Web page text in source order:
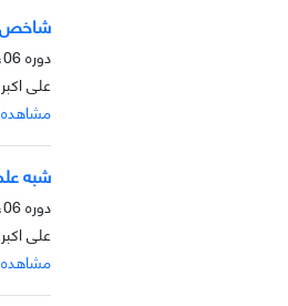
شاخص
دوره 06، شماره 1، خرداد 1394، صفحه
علی
شبه
دوره 06، شماره 1، خرداد 1394، صفحه
علی